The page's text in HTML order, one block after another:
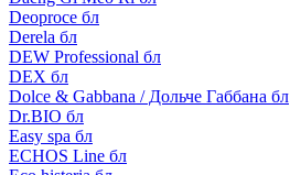
Deoproce бл
Derela бл
DEW Professional бл
DEX бл
Dolce & Gabbana / Дольче Габбана бл
Dr.BIO бл
Easy spa бл
ECHOS Line бл